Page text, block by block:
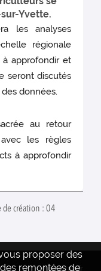
Yvette.
les analyses
régionale
à approfondir et
seront discutés
données.
au retour
avec les règles
à approfondir
création : 04
proposer des
remontées de
www.inrae.fr